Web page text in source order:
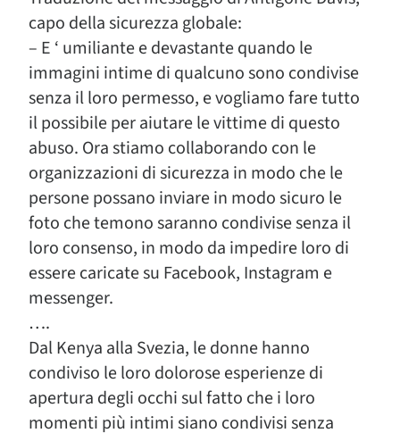
capo della sicurezza globale:
– E ‘ umiliante e devastante quando le
immagini intime di qualcuno sono condivise
senza il loro permesso, e vogliamo fare tutto
il possibile per aiutare le vittime di questo
abuso. Ora stiamo collaborando con le
organizzazioni di sicurezza in modo che le
persone possano inviare in modo sicuro le
foto che temono saranno condivise senza il
loro consenso, in modo da impedire loro di
essere caricate su Facebook, Instagram e
messenger.
….
Dal Kenya alla Svezia, le donne hanno
condiviso le loro dolorose esperienze di
apertura degli occhi sul fatto che i loro
momenti più intimi siano condivisi senza